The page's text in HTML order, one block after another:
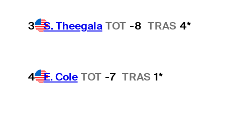
3 S. Theegala TOT -8 TRAS 4*
4 E. Cole TOT -7 TRAS 1*